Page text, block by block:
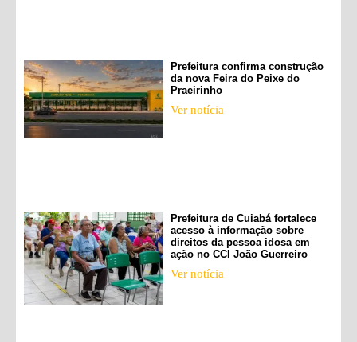
Prefeitura confirma construção
da nova Feira do Peixe do
Praeirinho
Ver notícia
Prefeitura de Cuiabá fortalece
acesso à informação sobre
direitos da pessoa idosa em
ação no CCI João Guerreiro
Ver notícia